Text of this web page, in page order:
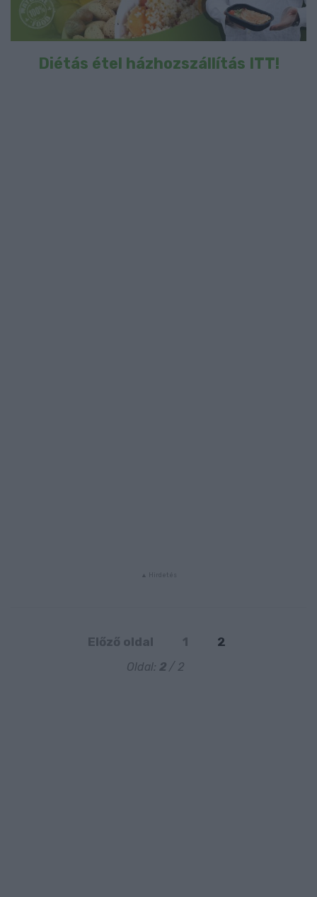
Diétás étel házhozszállítás ITT!
Előző oldal 1 2
Oldal: 2/ 2